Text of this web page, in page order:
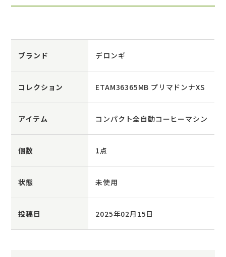
ブランド デロンギ
コレクション ETAM36365MB プリマドンナXS
アイテム コンパクト全自動コーヒーマシン
個数 1点
状態 未使用
投稿日 2025年02月15日